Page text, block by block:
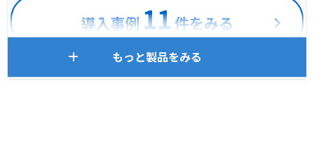
導入事例 11 件をみる
もっと製品をみる